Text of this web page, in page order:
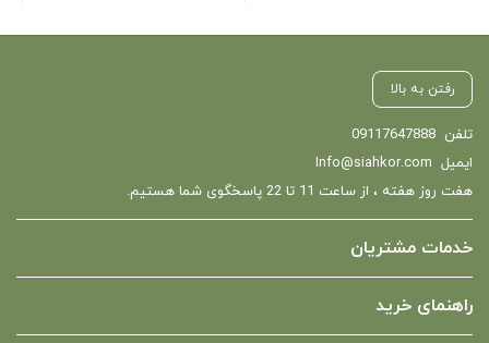
رفتن به بالا
تلفن 09117647888
ایمیل Info@siahkor.com
هفت روز هفته ، از ساعت 11 تا 22 پاسخگوی شما هستیم.
خدمات مشتریان
راهنمای خرید